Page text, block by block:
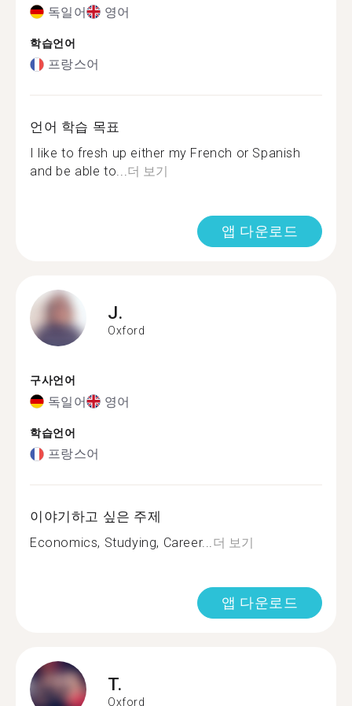
독일어 영어
학습언어
프랑스어
언어 학습 목표
I like to fresh up either my French or Spanish
and be able to...더 보기
앱 다운로드
J.
Oxford
구사언어
독일어 영어
학습언어
프랑스어
이야기하고 싶은 주제
Economics, Studying, Career...더 보기
앱 다운로드
T.
Oxford